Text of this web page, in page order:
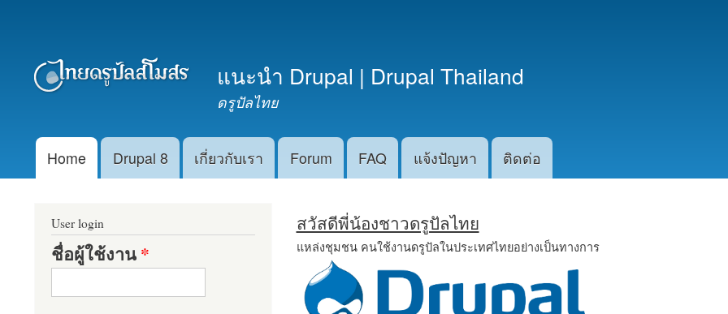
หลัก
แนะนำ Drupal | Drupal Thailand
ดรูปัลไทย
Main menu
Home Drupal 8 เกี่ยวกับเรา Forum FAQ แจ้งปัญหา ติดต่อ
สวัสดีพี่น้องชาวดรูปัลไทย
แหล่งชุมชน คนใช้งานดรูปัลในประเทศไทยอย่างเป็นทางการ
User login
ชื่อผู้ใช้งาน*